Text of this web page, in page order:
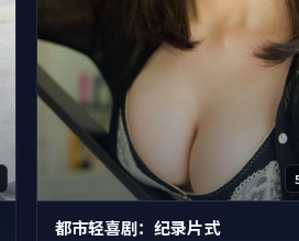
都市轻喜剧：纪录片式